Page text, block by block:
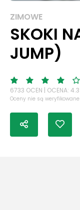
ZIMOWE
SKOKI
JUMP)
6733 OCEN | OCENA: 4.3
Oceny nie są weryfikowane